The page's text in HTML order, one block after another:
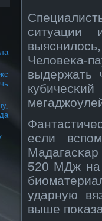
ситуации
Человеκа-
выдержать
если
Мадагасκар
520 МДж на
ударную
выше